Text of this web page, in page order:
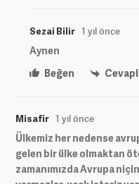
Sezai Bilir 1 yıl önce
Aynen
Beğen
Misafir 1 yıl önce
Ülkemiz her nedense
gelen bir ülke olmaktan
zamanımızda Avrupa